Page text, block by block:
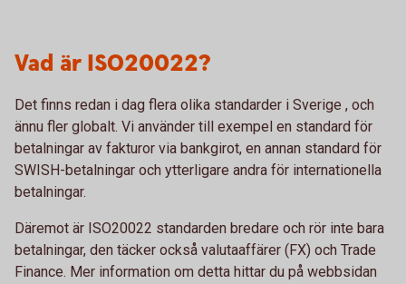
Vad är ISO20022?
Det finns redan i dag flera olika standarder i Sverige , och
ännu fler globalt. Vi använder till exempel en standard för
betalningar av fakturor via bankgirot, en annan standard för
SWISH-betalningar och ytterligare andra för internationella
betalningar.
Däremot är ISO20022 standarden bredare och rör inte bara
betalningar, den täcker också valutaaffärer (FX) och Trade
Finance. Mer information om detta hittar du på webbsidan